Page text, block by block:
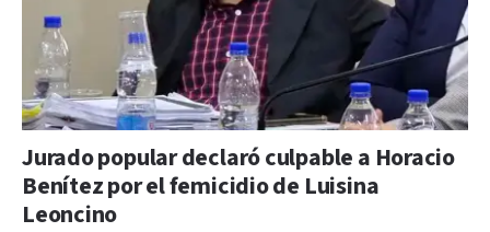
Jurado popular declaró culpable a Horacio
Benítez por el femicidio de Luisina
Leoncino